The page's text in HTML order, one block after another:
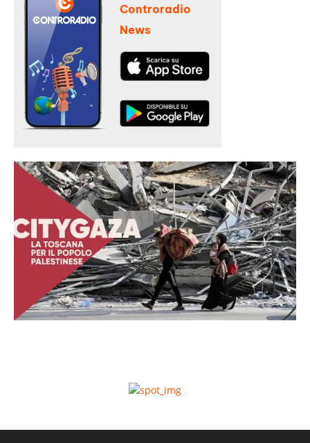
Controradio
News